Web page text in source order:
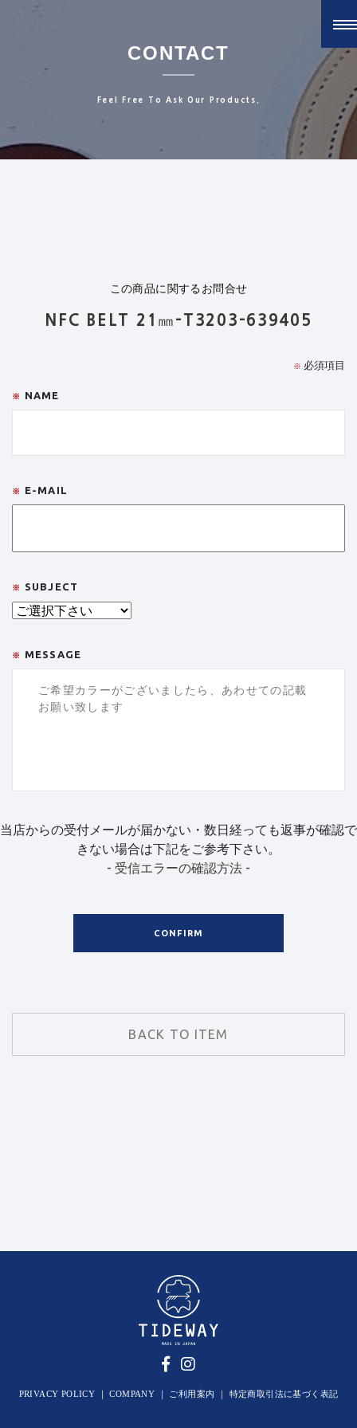
CONTACT
Feel Free To Ask Our Products.
この商品に関するお問合せ
NFC BELT 21㎜-T3203-639405
※ 必須項目
※ NAME
※ E-MAIL
※ SUBJECT
※ MESSAGE
当店からの受付メールが届かない・数日経っても返事が確認で
きない場合は下記をご参考下さい。
- 受信エラーの確認方法 -
CONFIRM
BACK TO ITEM
PRIVACY POLICY ｜COMPANY ｜ ご利用案内 ｜ 特定商取引法に基づく表記